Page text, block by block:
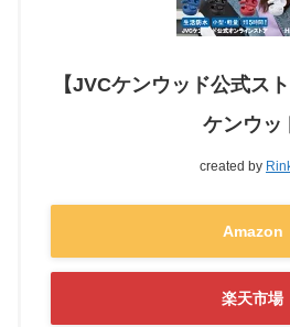
【JVCケンウッド公式ス
ケンウッ
created by
Amazon
楽天市場